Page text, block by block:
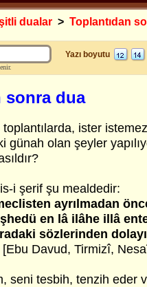
dualar > Toplantıdan
Yazı boyutu
sonra dua
toplantılarda, ister
günah olan şeyler
i şerif şu mealdedir:
ayrılmadan
en lâ ilâhe illâ
sözlerinden
[Ebu Davud, Tirmizî,
seni tesbih, tenzih eder